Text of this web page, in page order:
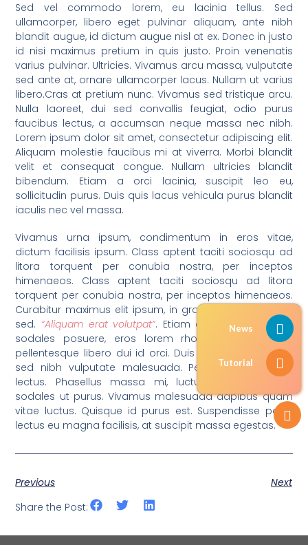
Sed vel commodo lorem, eu lacinia tellus. Sed
ullamcorper, libero eget pulvinar aliquam, ante nibh
blandit augue, id dictum augue nisl at ex. Donec in justo
id nisi maximus pretium in quis justo. Proin venenatis
varius pulvinar. Ultricies. Vivamus arcu massa, vulputate
sed ante at, ornare ullamcorper lacus. Nullam ut varius
libero.Cras at pretium nunc. Vivamus sed tristique arcu.
Nulla laoreet, dui sed convallis feugiat, odio purus
faucibus lectus, a accumsan neque massa nec nibh.
Lorem ipsum dolor sit amet, consectetur adipiscing elit.
Aliquam molestie faucibus mi at viverra. Morbi blandit
velit et consequat congue. Nullam ultricies blandit
bibendum. Etiam a orci lacinia, suscipit leo eu,
sollicitudin purus. Duis quis lacus vehicula purus blandit
iaculis nec vel massa.
Vivamus urna ipsum, condimentum in eros vitae,
dictum facilisis ipsum. Class aptent taciti sociosqu ad
litora torquent per conubia nostra, per inceptos
himenaeos. Class aptent taciti sociosqu ad litora
torquent per conubia nostra, per inceptos himenaeos.
Curabitur maximus elit ipsum, in gravida sapien iaculis
sed. “Aliquam erat volutpat“. Etiam congue, purus nec
sodales posuere, eros lorem rhoncus mauris, non
pellentesque libero dui id orci. Duis fermentum sapien
sed nibh vulputate malesuada. Pellentesque id velit
lectus. Phasellus massa mi, luctus id tempor vel,
sodales ut purus. Vivamus malesuada dapibus quam
vitae luctus. Quisque id purus est. Suspendisse porta
lectus eu magna facilisis, at suscipit massa egestas.
Previous
Next
Share the Post:
News
Tutorial